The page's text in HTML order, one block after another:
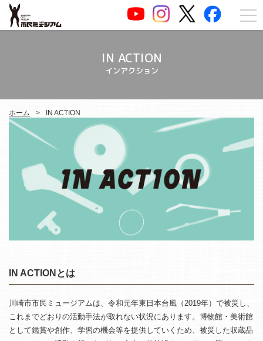
IN ACTION
インアクション
ホーム IN ACTION
IN ACTIONとは
川崎市市民ミュージアムは、令和元年東日本台風（2019年）で被災し、
これまでどおりの活動手法が取れない状況にあります。博物館・美術館
として鑑賞や創作、学習の機会等を提供していくため、被災した収蔵品